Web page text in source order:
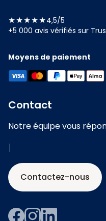
★★★★★4,5/5
+5 000 avis vérifiés sur
Moyens de paiement
Contact
Notre équipe vous
|
Contactez-nous